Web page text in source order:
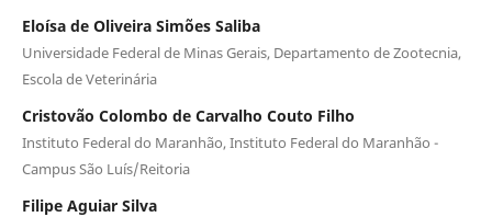
Eloísa de Oliveira Simões Saliba
Universidade Federal de Minas Gerais, Departamento de Zootecnia,
Escola de Veterinária
Cristovão Colombo de Carvalho Couto Filho
Instituto Federal do Maranhão, Instituto Federal do Maranhão -
Campus São Luís/Reitoria
Filipe Aguiar Silva